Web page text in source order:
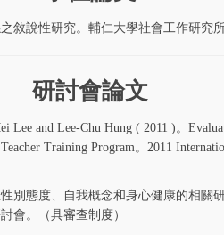
敘說性研究。輔仁大學社會工作研究所
研討會論文
Lee and Lee-Chu Hung ( 2011 )。
Training Program。2011
別態度、自我概念和身心健康的相關
會。（具審查制度）